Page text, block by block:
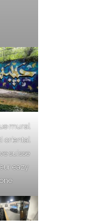
mural
oriental
suisse
eazy
one